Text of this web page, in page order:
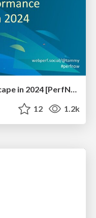
The Web Performance Landscape in 2024 [PerfNow 2024]
12 1.2k